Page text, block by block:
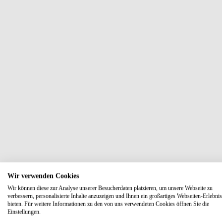
Wir verwenden Cookies
Wir können diese zur Analyse unserer Besucherdaten platzieren, um unsere Webseite zu
verbessern, personalisierte Inhalte anzuzeigen und Ihnen ein großartiges Webseiten-
bieten. Für weitere Informationen zu den von uns verwendeten Cookies öffnen Sie die
Einstellungen.